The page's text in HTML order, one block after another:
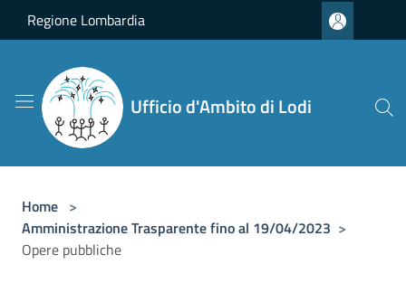
Salta al contenuto principale
Regione Lombardia
Ufficio d'Ambito di Lodi
Home >
Amministrazione Trasparente fino al 19/04/2023 >
Opere pubbliche